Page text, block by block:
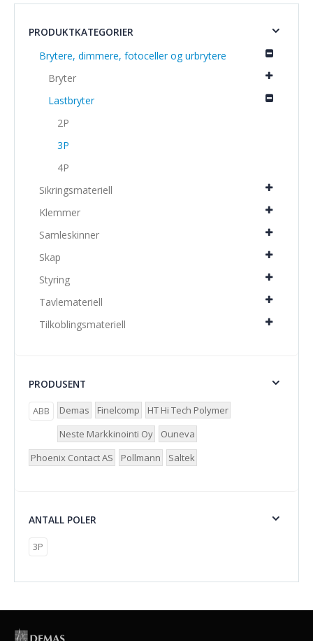
PRODUKTKATEGORIER
Brytere, dimmere, fotoceller og urbrytere
Bryter
Lastbryter
2P
3P
4P
Sikringsmateriell
Klemmer
Samleskinner
Skap
Styring
Tavlemateriell
Tilkoblingsmateriell
PRODUSENT
ABB Demas Finelcomp
HT Hi Tech Polymer
Neste Markkinointi Oy
Ouneva
Phoenix Contact AS
Pollmann Saltek
ANTALL POLER
3P